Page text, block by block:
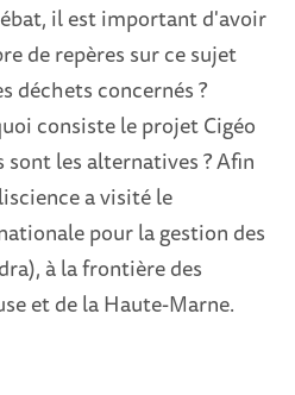
il est important d'avoir
de repères sur ce sujet
déchets concernés ?
consiste le projet Cigéo
sont les alternatives ? Afin
a visité le
pour la gestion des
à la frontière des
et de la Haute-Marne.